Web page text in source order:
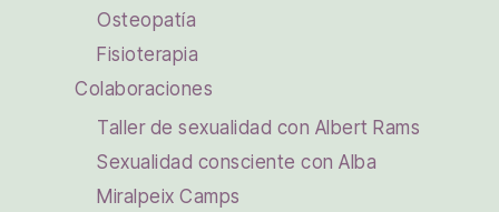
Osteopatía
Fisioterapia
Colaboraciones
Taller de sexualidad con Albert Rams
Sexualidad consciente con Alba
Miralpeix Camps